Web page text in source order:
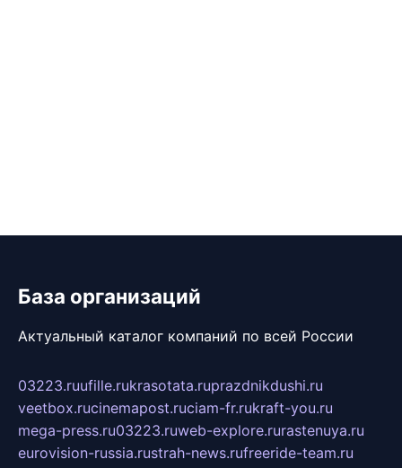
База организаций
Актуальный каталог компаний по всей России
03223.ruufille.rukrasotata.ruprazdnikdushi.ru
veetbox.rucinemapost.ruciam-fr.rukraft-you.ru
mega-press.ru03223.ruweb-explore.rurastenuya.ru
eurovision-russia.rustrah-news.rufreeride-team.ru